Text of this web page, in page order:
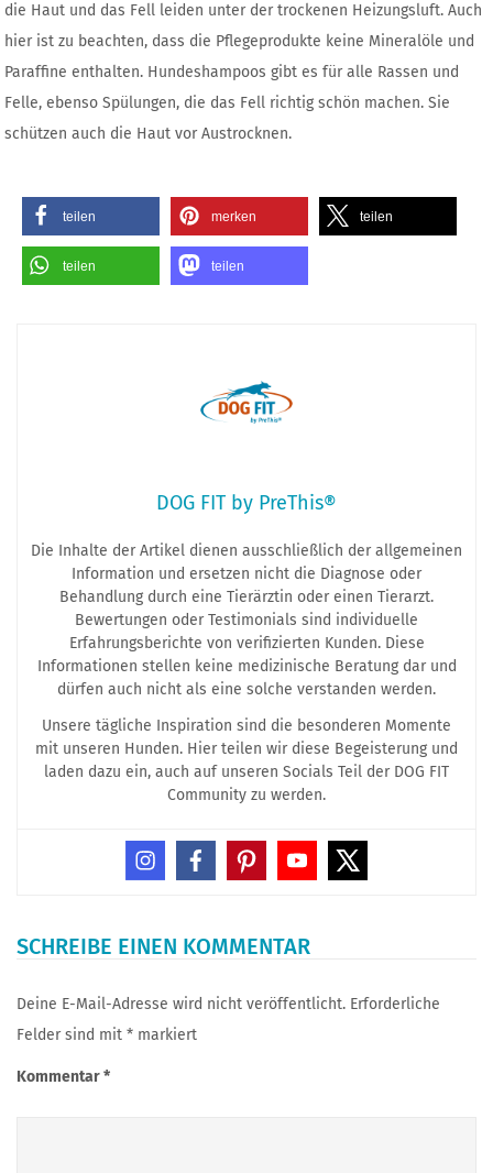
die Haut und das Fell leiden unter der trockenen Heizungsluft. Auch
hier ist zu beachten, dass die Pflegeprodukte keine Mineralöle und
Paraffine enthalten. Hundeshampoos gibt es für alle Rassen und
Felle, ebenso Spülungen, die das Fell richtig schön machen. Sie
schützen auch die Haut vor Austrocknen.
teilen merken teilen
teilen teilen
DOG FIT by PreThis®
Die Inhalte der Artikel dienen ausschließlich der allgemeinen
Information und ersetzen nicht die Diagnose oder
Behandlung durch eine Tierärztin oder einen Tierarzt.
Bewertungen oder Testimonials sind individuelle
Erfahrungsberichte von verifizierten Kunden. Diese
Informationen stellen keine medizinische Beratung dar und
dürfen auch nicht als eine solche verstanden werden.
Unsere tägliche Inspiration sind die besonderen Momente
mit unseren Hunden. Hier teilen wir diese Begeisterung und
laden dazu ein, auch auf unseren Socials Teil der DOG FIT
Community zu werden.
SCHREIBE EINEN KOMMENTAR
Deine E-Mail-Adresse wird nicht veröffentlicht. Erforderliche
Felder sind mit * markiert
Kommentar*